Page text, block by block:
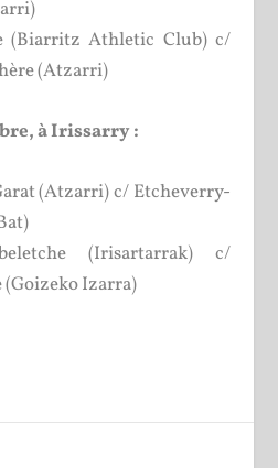
(Biarritz Athletic Club) c/
(Atzarri)
à Irissarry :
(Atzarri) c/ Etcheverry-
(Irisartarrak) c/
Izarra)